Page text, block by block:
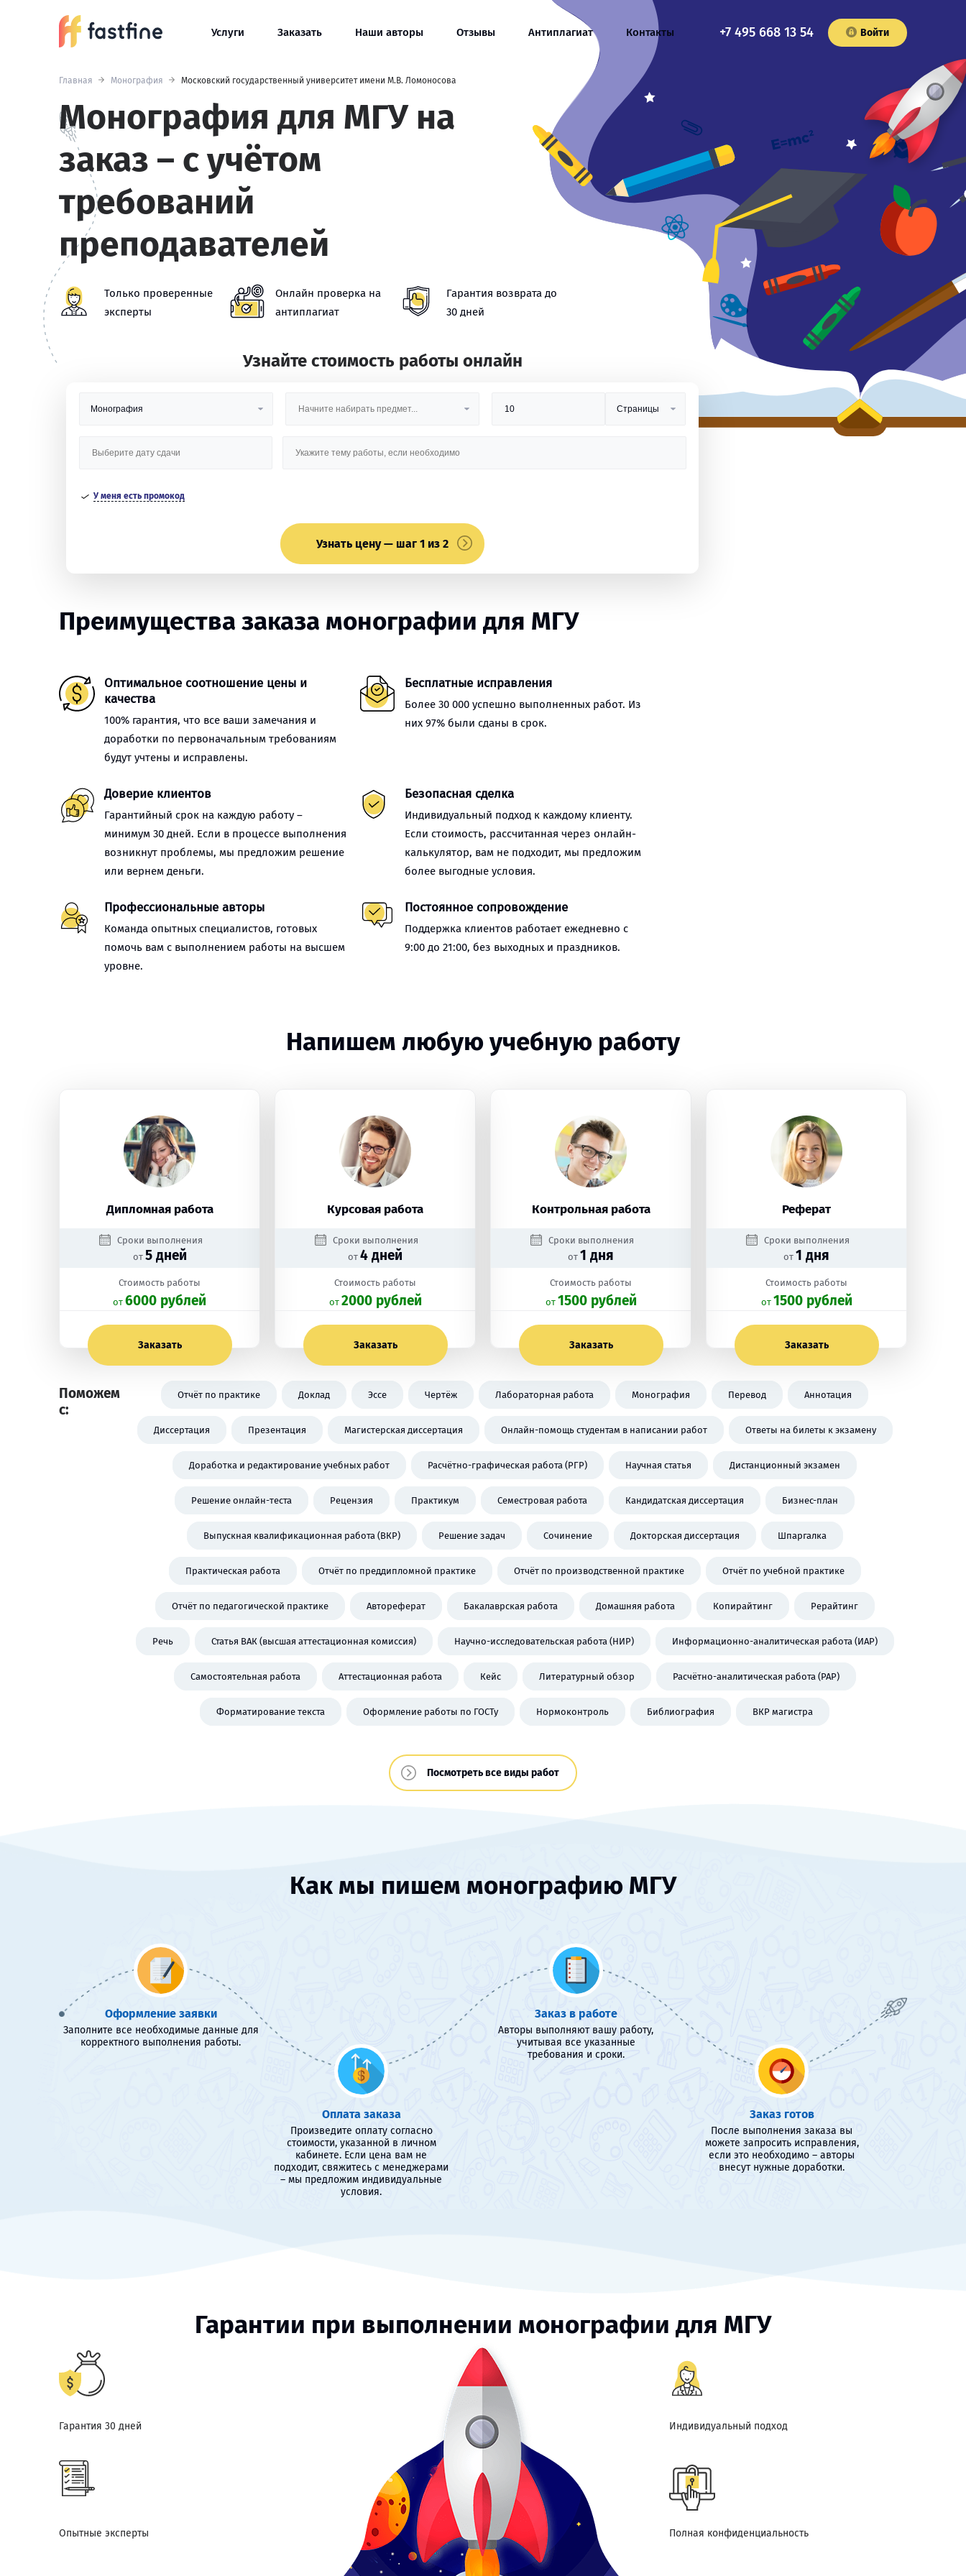
Услуги Заказать Наши авторы Отзывы Антиплагиат Контакты +7 495 668 13 54 Войти
Главная Монография Московский государственный университет имени М.В. Ломоносова
Монография для МГУ на
заказ – с учётом
требований
преподавателей
Только проверенные
эксперты
Онлайн проверка на
антиплагиат
Гарантия возврата до
30 дней
Узнайте стоимость работы онлайн
У меня есть промокод
Узнать цену — шаг 1 из 2
Преимущества заказа монографии для МГУ
Оптимальное соотношение цены и
качества
100% гарантия, что все ваши замечания и
доработки по первоначальным требованиям
будут учтены и исправлены.
Бесплатные исправления
Более 30 000 успешно выполненных работ. Из
них 97% были сданы в срок.
Доверие клиентов
Гарантийный срок на каждую работу –
минимум 30 дней. Если в процессе выполнения
возникнут проблемы, мы предложим решение
или вернем деньги.
Безопасная сделка
Индивидуальный подход к каждому клиенту.
Если стоимость, рассчитанная через онлайн-
калькулятор, вам не подходит, мы предложим
более выгодные условия.
Профессиональные авторы
Команда опытных специалистов, готовых
помочь вам с выполнением работы на высшем
уровне.
Постоянное сопровождение
Поддержка клиентов работает ежедневно с
9:00 до 21:00, без выходных и праздников.
Напишем любую учебную работу
Дипломная работа
Сроки выполнения
от 5 дней
Стоимость работы
oт 6000 рублей
Заказать
Курсовая работа
Сроки выполнения
от 4 дней
Стоимость работы
oт 2000 рублей
Заказать
Контрольная работа
Сроки выполнения
от 1 дня
Стоимость работы
oт 1500 рублей
Заказать
Реферат
Сроки выполнения
от 1 дня
Стоимость работы
oт 1500 рублей
Заказать
Поможем
с:
Отчёт по практике Доклад Эссе Чертёж Лабораторная работа Монография Перевод Аннотация
Диссертация Презентация Магистерская диссертация Онлайн-помощь студентам в написании работ Ответы на билеты к экзамену
Доработка и редактирование учебных работ Расчётно-графическая работа (РГР) Научная статья Дистанционный экзамен
Решение онлайн-теста Рецензия Практикум Семестровая работа Кандидатская диссертация Бизнес-план
Выпускная квалификационная работа (ВКР) Решение задач Сочинение Докторская диссертация Шпаргалка
Практическая работа Отчёт по преддипломной практике Отчёт по производственной практике Отчёт по учебной практике
Отчёт по педагогической практике Автореферат Бакалаврская работа Домашняя работа Копирайтинг Рерайтинг
Речь Статья ВАК (высшая аттестационная комиссия) Научно-исследовательская работа (НИР) Информационно-аналитическая работа (ИАР)
Самостоятельная работа Аттестационная работа Кейс Литературный обзор Расчётно-аналитическая работа (РАР)
Форматирование текста Оформление работы по ГОСТу Нормоконтроль Библиография ВКР магистра
Посмотреть все виды работ
Как мы пишем монографию МГУ
Оформление заявки
Заполните все необходимые данные для
корректного выполнения работы.
Оплата заказа
Произведите оплату согласно
стоимости, указанной в личном
кабинете. Если цена вам не
подходит, свяжитесь с менеджерами
– мы предложим индивидуальные
условия.
Заказ в работе
Авторы выполняют вашу работу,
учитывая все указанные
требования и сроки.
Заказ готов
После выполнения заказа вы
можете запросить исправления,
если это необходимо – авторы
внесут нужные доработки.
Гарантии при выполнении монографии для МГУ
Гарантия 30 дней Индивидуальный подход
Опытные эксперты Полная конфиденциальность